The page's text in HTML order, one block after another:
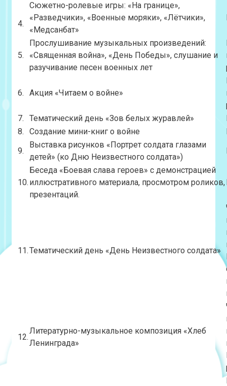
4.
Сюжетно-ролевые игры: «На границе»,
«Разведчики», «Военные моряки», «Лётчики»,
«Медсанбат»
5.
Прослушивание музыкальных произведений:
«Священная война», «День Победы», слушание и
разучивание песен военных лет
6. Акция «Читаем о войне»
7.
Тематический день «Зов белых журавлей»
8.
Создание мини-книг о войне
9.
Выставка рисунков «Портрет солдата глазами
детей» (ко Дню Неизвестного солдата»)
10.
Беседа «Боевая слава героев» с демонстрацией
иллюстративного материала, просмотром роликов,
презентаций.
11.Тематический день «День Неизвестного солдата»
12.
Литературно-музыкальное композиция «Хлеб
Ленинграда»